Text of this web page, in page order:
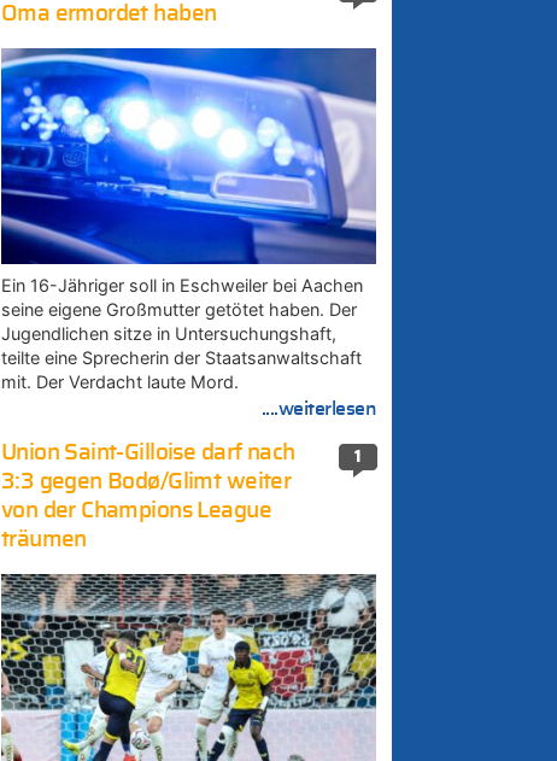
Oma ermordet haben
Ein 16-Jähriger soll in Eschweiler bei Aachen
seine eigene Großmutter getötet haben. Der
Jugendlichen sitze in Untersuchungshaft,
teilte eine Sprecherin der Staatsanwaltschaft
mit. Der Verdacht laute Mord.
....weiterlesen
1
Union Saint-Gilloise darf nach
3:3 gegen Bodø/Glimt weiter
von der Champions League
träumen